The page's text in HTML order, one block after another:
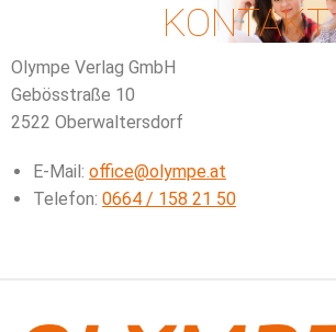
KONTAKT
Olympe Verlag GmbH
Gebösstraße 10
2522 Oberwaltersdorf
E-Mail: office@olympe.at
Telefon: 0664 / 158 21 50